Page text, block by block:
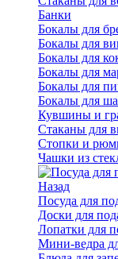
Банки
Бокалы для
Бокалы для
Бокалы для
Бокалы для
Бокалы для
Бокалы для
Кувшины и
Стаканы для
Стопки и
Чашки из
Назад
Посуда для
Доски для
Лопатки для
Мини-ведра